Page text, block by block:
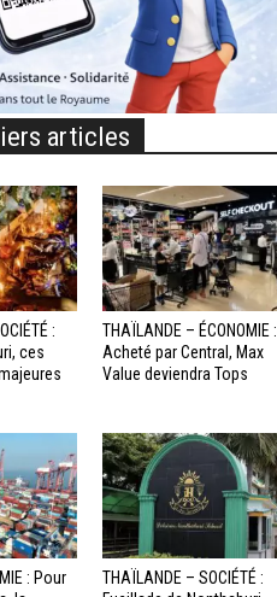
articles
:
ces
THAÏLANDE – ÉCONOMIE :
Acheté par Central, Max
Value deviendra Tops
: Pour
THAÏLANDE – SOCIÉTÉ :